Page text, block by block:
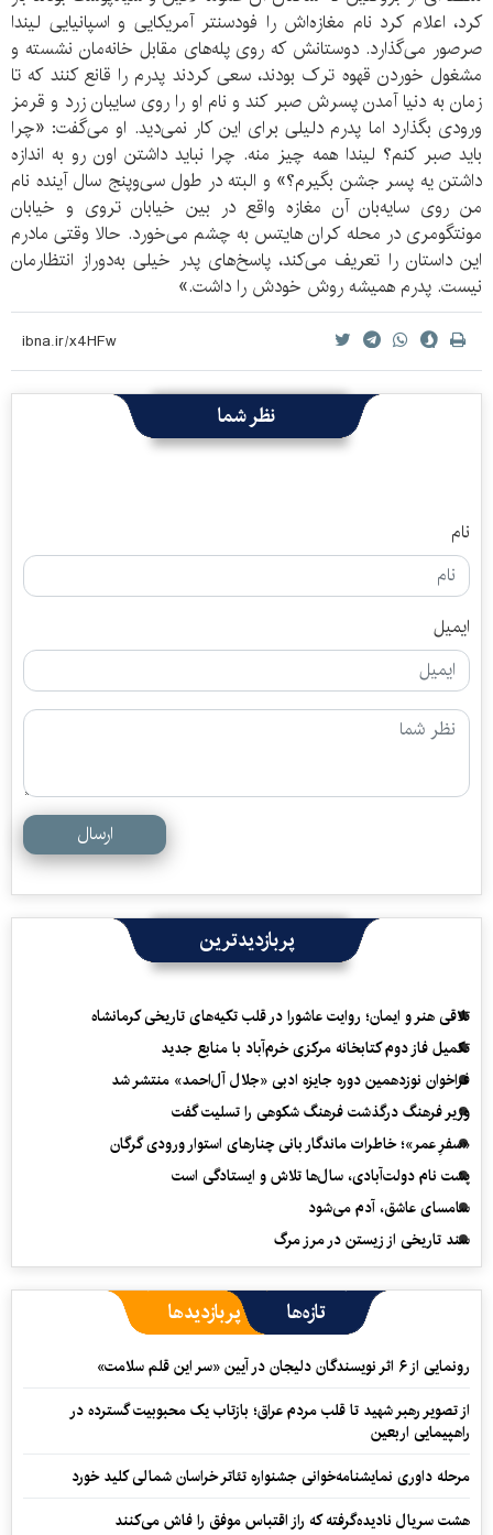
کرد، اعلام کرد نام مغازه‌اش را فودسنتر آمریکایی و اسپانیایی لیندا
صرصور می‌گذارد. دوستانش که روی پله‌های مقابل خانه‌مان نشسته و
مشغول خوردن قهوه‌ ترک بودند، سعی کردند پدرم را قانع کنند که تا
زمان به دنیا آمدن پسرش صبر کند و نام او را روی سایبان زرد و قرمز
ورودی بگذارد اما پدرم دلیلی برای این کار نمی‌دید. او می‌گفت: «چرا
باید صبر کنم؟ لیندا همه‌ چیز منه. چرا نباید داشتن اون رو به‌ اندازه
داشتن یه پسر جشن بگیرم؟» و البته در طول سی‌وپنج سال آینده نام
من روی سایه‌بان آن مغازه واقع در بین خیابان تروی و خیابان
مونتگومری در محله کران هایتس به چشم می‌خورد. حالا وقتی مادرم
این داستان را تعریف می‌کند، پاسخ‌های پدر خیلی به‌دوراز انتظارمان
نیست. پدرم همیشه روش خودش را داشت.»
نظر شما
نام
ایمیل
ارسال
پربازدیدترین
تلاقی هنر و ایمان؛ روایت عاشورا در قلب تکیه‌های تاریخی کرمانشاه
تکمیل فاز دوم کتابخانه مرکزی خرم‌آباد با منابع جدید
فراخوان نوزدهمین دوره جایزه ادبی «جلال آل‌احمد» منتشر شد
وزیر فرهنگ درگذشت فرهنگ شکوهی را تسلیت گفت
«سفرِ عمر»؛ خاطرات ماندگار بانی چنارهای استوار ورودی گرگان
پشت نام دولت‌آبادی، سال‌ها تلاش و ایستادگی است
سامسای عاشق، آدم می‌شود
سند تاریخی از زیستن در مرز مرگ
تازه‌ها پربازدیدها
رونمایی از ۶ اثر نویسندگان دلیجان در آیین «سر این قلم سلامت»
از تصویر رهبر شهید تا قلب مردم عراق؛ بازتاب یک محبوبیت گسترده در
راهپیمایی اربعین
مرحله داوری نمایشنامه‌خوانی جشنواره تئاتر خراسان شمالی کلید خورد
هشت سریال نادیده‌گرفته که راز اقتباس موفق را فاش می‌کنند